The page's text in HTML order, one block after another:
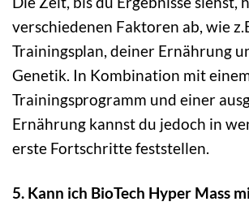
verschiedenen Faktoren ab, wie
Trainingsplan, deiner Ernährung
Genetik. In Kombination mit
Trainingsprogramm und einer
Ernährung kannst du jedoch in
erste Fortschritte feststellen.
5. Kann ich BioTech Hyper Mass